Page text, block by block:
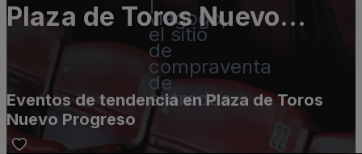
viagogo,
el sitio
de
compraventa
de
entradas
Plaza de Toros Nuevo
Progreso
Eventos de tendencia en Plaza de Toros
Nuevo Progreso